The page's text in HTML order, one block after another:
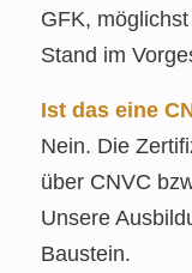
GFK,
Stand im
Ist das eine
Nein. Die
über CNVC
Unsere
Baustein.